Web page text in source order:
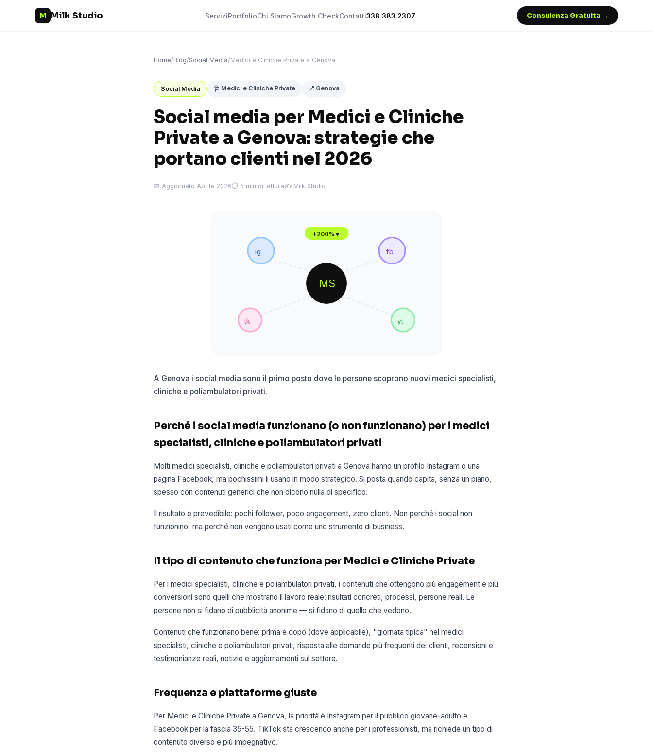
M Milk Studio ServiziPortfolioChi SiamoGrowth CheckContatti338 383 2307 Consulenza Gratuita →
Home/Blog/Social Media/Medici e Cliniche Private a Genova
Social Media 🩺 Medici e Cliniche Private 📍 Genova
Social media per Medici e Cliniche
Private a Genova: strategie che
portano clienti nel 2026
📅 Aggiornato Aprile 2026⏱ 5 min di lettura✍️ Milk Studio
MS
ig fb
tk yt
+200% ♥
A Genova i social media sono il primo posto dove le persone scoprono nuovi medici specialisti,
cliniche e poliambulatori privati.
Perché i social media funzionano (o non funzionano) per i medici
specialisti, cliniche e poliambulatori privati
Molti medici specialisti, cliniche e poliambulatori privati a Genova hanno un profilo Instagram o una
pagina Facebook, ma pochissimi li usano in modo strategico. Si posta quando capita, senza un piano,
spesso con contenuti generici che non dicono nulla di specifico.
Il risultato è prevedibile: pochi follower, poco engagement, zero clienti. Non perché i social non
funzionino, ma perché non vengono usati come uno strumento di business.
Il tipo di contenuto che funziona per Medici e Cliniche Private
Per i medici specialisti, cliniche e poliambulatori privati, i contenuti che ottengono più engagement e più
conversioni sono quelli che mostrano il lavoro reale: risultati concreti, processi, persone reali. Le
persone non si fidano di pubblicità anonime — si fidano di quello che vedono.
Contenuti che funzionano bene: prima e dopo (dove applicabile), "giornata tipica" nel medici
specialisti, cliniche e poliambulatori privati, risposta alle domande più frequenti dei clienti, recensioni e
testimonianze reali, notizie e aggiornamenti sul settore.
Frequenza e piattaforme giuste
Per Medici e Cliniche Private a Genova, la priorità è Instagram per il pubblico giovane-adulto e
Facebook per la fascia 35-55. TikTok sta crescendo anche per i professionisti, ma richiede un tipo di
contenuto diverso e più impegnativo.